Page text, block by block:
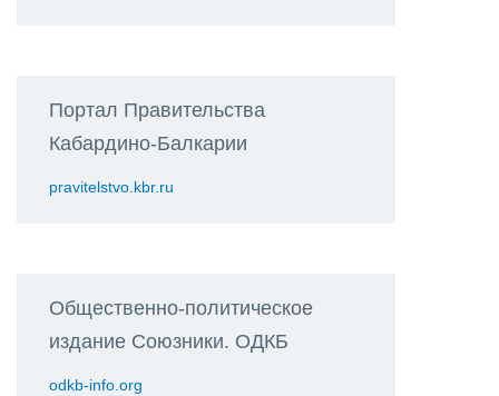
Портал Правительства
Кабардино-Балкарии
pravitelstvo.kbr.ru
Общественно-политическое
издание Союзники. ОДКБ
odkb-info.org